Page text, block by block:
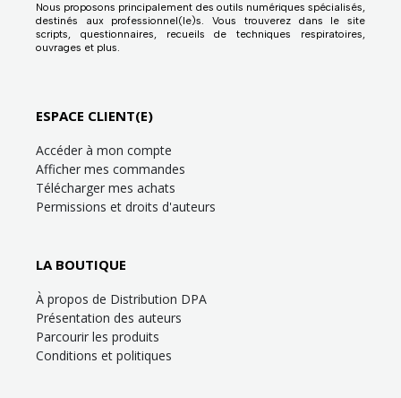
Nous proposons principalement des outils numériques spécialisés,
destinés aux professionnel(le)s. Vous trouverez dans le site
scripts, questionnaires, recueils de techniques respiratoires,
ouvrages et plus.
ESPACE CLIENT(E)
Accéder à mon compte
Afficher mes commandes
Télécharger mes achats
Permissions et droits d'auteurs
LA BOUTIQUE
À propos de Distribution DPA
Présentation des auteurs
Parcourir les produits
Conditions et politiques